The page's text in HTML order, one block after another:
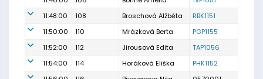
11:48:00
108 Broschová Alžběta
RBK1151
11:50:00
110 Mrázková Berta
PGP1155
11:52:00
112 Jirousová Edita
TAP1056
11:54:00
114 Horáková Eliška
PHK1152